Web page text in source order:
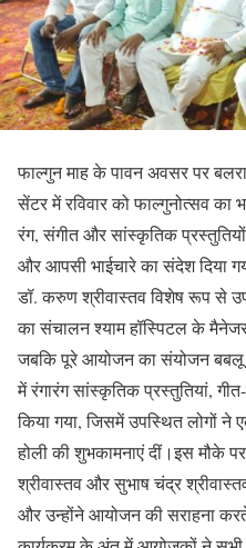
फाल्गुन माह के पावन अवसर पर
सेंटर में रविवार को फाल्गुनोत्सव का
रंग, संगीत और सांस्कृतिक
और आपसी भाईचारे का संदेश दिया
डॉ. करुण श्रीवास्तव विशेष रूप से
का संचालन श्याम हॉस्पिटल के
जबकि पूरे आयोजन का संयोजन बबलू
में रंगारंग सांस्कृतिक प्रस्तुतियां,
किया गया, जिसमें उपस्थित लोगों
होली की शुभकामनाएं दीं।इस मौके
श्रीवास्तव और सुभाष चंद्र
और उन्होंने आयोजन की सराहना